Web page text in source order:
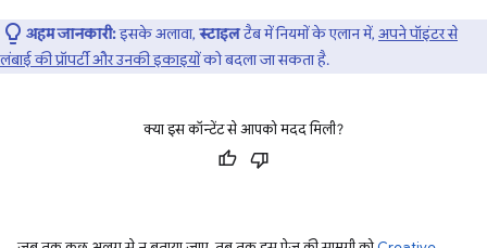
अहम जानकारी:इसके अलावा, स्टाइलटैब में नियमों के एलान में, अपने पॉइंटर से
लंबाई की प्रॉपर्टी और उनकी इकाइयोंको बदला जा सकता है.
क्या इस कॉन्टेंट से आपको मदद मिली?